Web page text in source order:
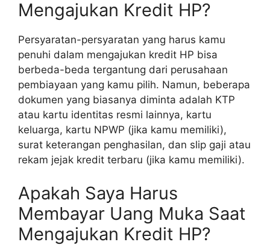
Mengajukan Kredit HP?
Persyaratan-persyaratan yang harus kamu
penuhi dalam mengajukan kredit HP bisa
berbeda-beda tergantung dari perusahaan
pembiayaan yang kamu pilih. Namun, beberapa
dokumen yang biasanya diminta adalah KTP
atau kartu identitas resmi lainnya, kartu
keluarga, kartu NPWP (jika kamu memiliki),
surat keterangan penghasilan, dan slip gaji atau
rekam jejak kredit terbaru (jika kamu memiliki).
Apakah Saya Harus
Membayar Uang Muka Saat
Mengajukan Kredit HP?